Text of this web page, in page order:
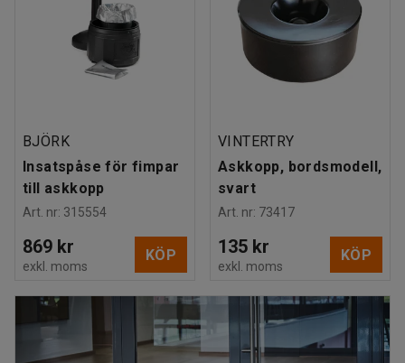
BJÖRK
Insatspåse för fimpar
till askkopp
Art. nr: 315554
869 kr
exkl. moms
KÖP
VINTERTRY
Askkopp, bordsmodell,
svart
Art. nr: 73417
135 kr
exkl. moms
KÖP